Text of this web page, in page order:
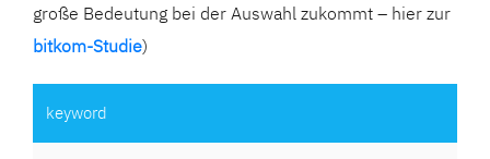
große Bedeutung bei der Auswahl zukommt – hier zur
bitkom-Studie)